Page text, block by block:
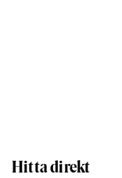
Hitta direkt